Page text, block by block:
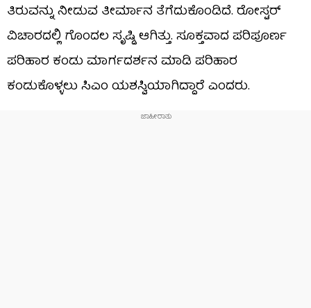
ತಿರುವನ್ನು ನೀಡುವ ತೀರ್ಮಾನ ತೆಗೆದುಕೊಂಡಿದೆ. ರೋಸ್ಟರ್
ವಿಚಾರದಲ್ಲಿ ಗೊಂದಲ ಸೃಷ್ಡಿ ಆಗಿತ್ತು. ಸೂಕ್ತವಾದ ಪರಿಪೂರ್ಣ
ಪರಿಹಾರ ಕಂಡು ಮಾರ್ಗದರ್ಶನ ಮಾಡಿ ಪರಿಹಾರ
ಕಂಡುಕೊಳ್ಳಲು ಸಿಎಂ ಯಶಸ್ವಿಯಾಗಿದ್ದಾರೆ ಎಂದರು.